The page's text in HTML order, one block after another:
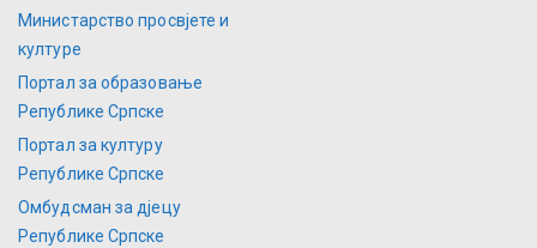
Министарство просвјете и
културе
Портал за образовање
Републике Српске
Портал за културу
Републике Српске
Омбудсман за дјецу
Републике Српске